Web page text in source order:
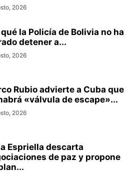
2026
qué la Policía de Bolivia no ha
detener a...
2026
Rubio advierte a Cuba que
«válvula de escape»...
2026
Espriella descarta
de paz y propone